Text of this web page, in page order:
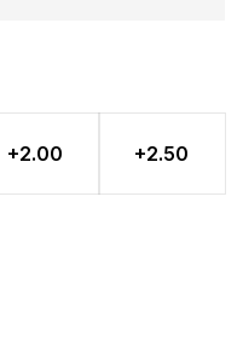
+2.00 +2.50